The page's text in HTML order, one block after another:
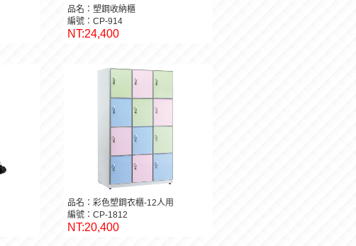
品名：塑鋼收納櫃
編號：CP-914
NT:24,400
品名：彩色塑鋼衣櫃-12人用
編號：CP-1812
NT:20,400